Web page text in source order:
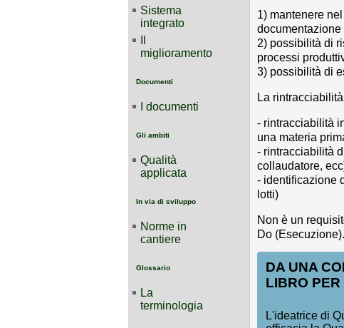
1) mantenere
documentazione
2) possibilità di
processi
3) possibilità di
La
- rintracciabilità
una materia
- rintracciabilità
collaudatore,
- identificazione
lotti)
Non è un
Do (Esecuzione).
DA UNA
LIBRO
L'ideatrice di
Sistema
integrato
miglioramento
Documenti
I documenti
Gli ambiti
Qualità
applicata
In via di sviluppo
Norme in
cantiere
Glossario
La
terminologia